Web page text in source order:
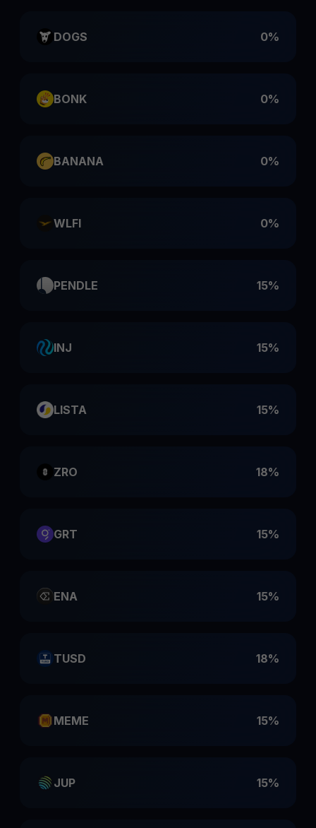
DOGS 0%
BONK 0%
BANANA 0%
WLFI 0%
PENDLE 15%
INJ 15%
LISTA 15%
ZRO 18%
GRT 15%
ENA 15%
TUSD 18%
MEME 15%
JUP 15%